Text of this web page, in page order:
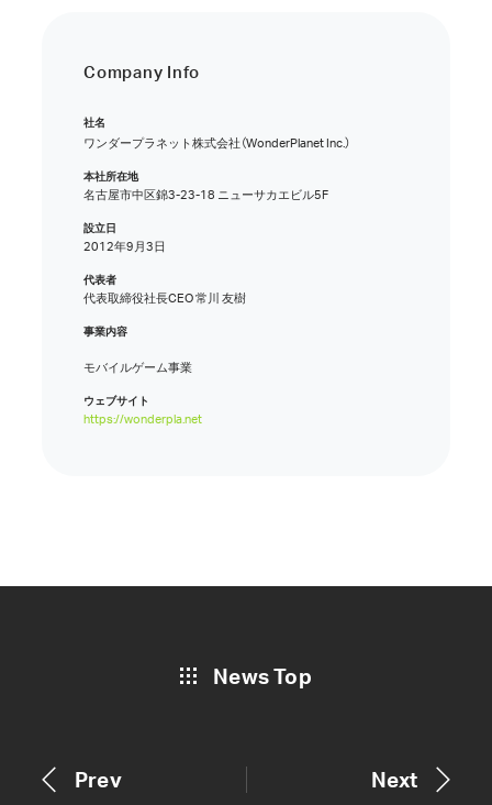
Company Info
社名
ワンダープラネット株式会社 （WonderPlanet Inc.）
本社所在地
名古屋市中区錦3-23-18 ニューサカエビル5F
設立日
2012年9月3日
代表者
代表取締役社長CEO 常川 友樹
事業内容
モバイルゲーム事業
ウェブサイト
https://wonderpla.net
News Top
Prev Next